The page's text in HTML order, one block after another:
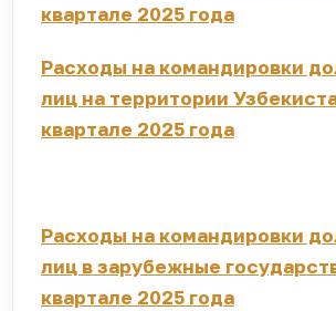
квартале 2025 года
Расходы на командировки
лиц на территории
квартале 2025 года
Расходы на командировки
лиц в зарубежные
квартале 2025 года